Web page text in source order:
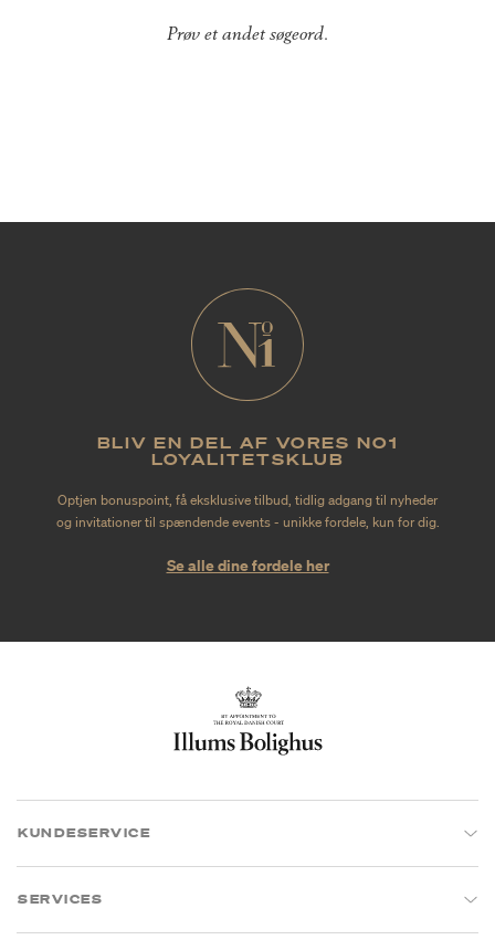
Prøv et andet søgeord.
BLIV EN DEL AF VORES NO1
LOYALITETSKLUB
Optjen bonuspoint, få eksklusive tilbud, tidlig adgang til nyheder
og invitationer til spændende events - unikke fordele, kun for dig.
Se alle dine fordele her
KUNDESERVICE
SERVICES